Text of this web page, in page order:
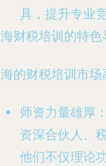
具，提升专业
财税培训的特色
的财税培训市场
师资力量雄厚
资深合伙人、
他们不仅理论